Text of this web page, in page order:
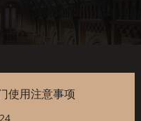
使用注意事项